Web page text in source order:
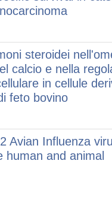
steroidei
calcio e nella
in cellule
feto bovino
Avian Influenza
human and animal